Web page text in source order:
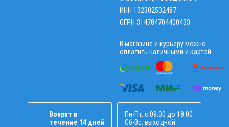
ИНН 132302532487
ОГРН 314784704400433
В магазине и курьеру можно
оплатить наличными и картой.
Возрат в
течение 14 дней
Пн-Пт: с 09:00 до 18:00
Сб-Вс: выходной